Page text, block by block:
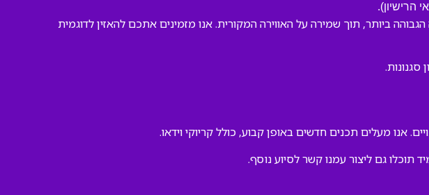
הרישיון).
ביותר, תוך שמירה על האווירה המקורית. אנו מזמינים אתכם להאזין לדוגמית
סגנונות.
אנו מעלים תכנים חדשים באופן קבוע, כולל קריוקי וידאו.
תוכלו גם ליצור עמנו קשר לסיוע נוסף.